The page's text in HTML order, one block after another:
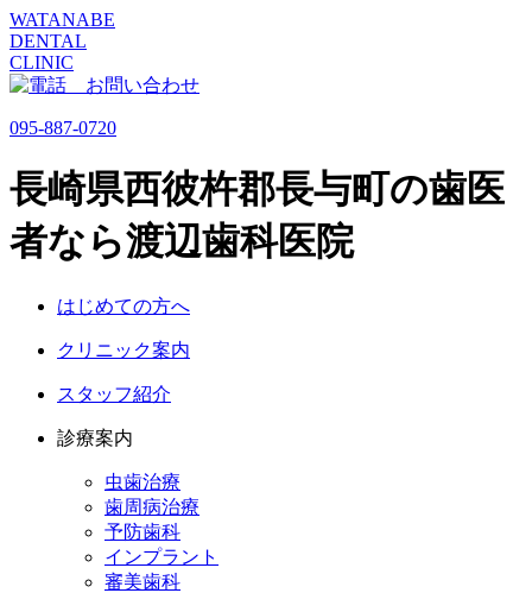
WATANABE
DENTAL
CLINIC
095-887-0720
長崎県西彼杵郡長与町の歯医
者なら渡辺歯科医院
はじめての方へ
クリニック案内
スタッフ紹介
診療案内
虫歯治療
歯周病治療
予防歯科
インプラント
審美歯科